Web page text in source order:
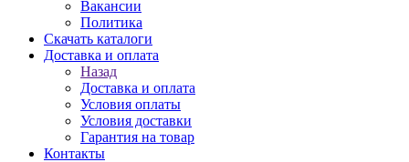
Вакансии
Политика
Скачать каталоги
Доставка и оплата
Назад
Доставка и оплата
Условия оплаты
Условия доставки
Гарантия на товар
Контакты